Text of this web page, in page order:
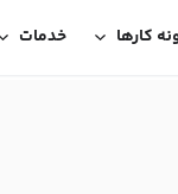
کارها خدمات